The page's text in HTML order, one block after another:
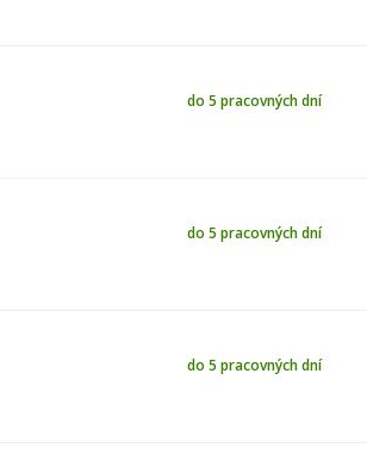
do 5 pracovných dní
do 5 pracovných dní
do 5 pracovných dní